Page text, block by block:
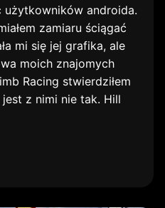
androida.
zamiaru ściągać
mi się jej grafika, ale
moich znajomych
Racing stwierdziłem
z nimi nie tak. Hill